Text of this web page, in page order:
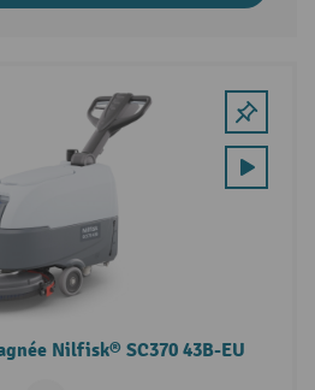
Nilfisk® SC370 43B-EU